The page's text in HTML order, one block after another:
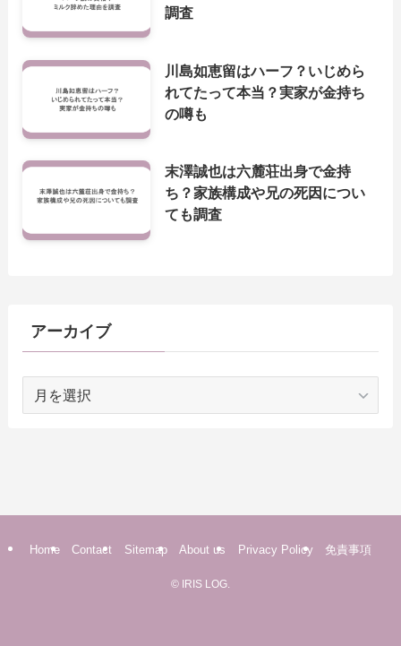
調査
川島如恵留はハーフ？いじめら
れてたって本当？実家が金持ち
の噂も
末澤誠也は六麓荘出身で金持
ち？家族構成や兄の死因につい
ても調査
アーカイブ
Home Contact Sitemap About us Privacy Policy 免責事項
© IRIS LOG.